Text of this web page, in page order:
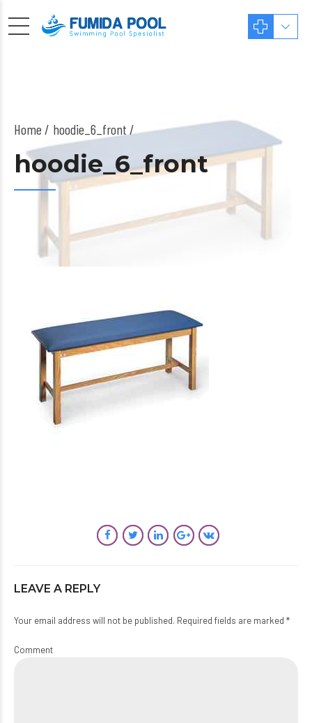
Home hoodie_6_front /
hoodie_6_front
LEAVE A REPLY
Your email address will not be published. Required fields are marked *
Comment